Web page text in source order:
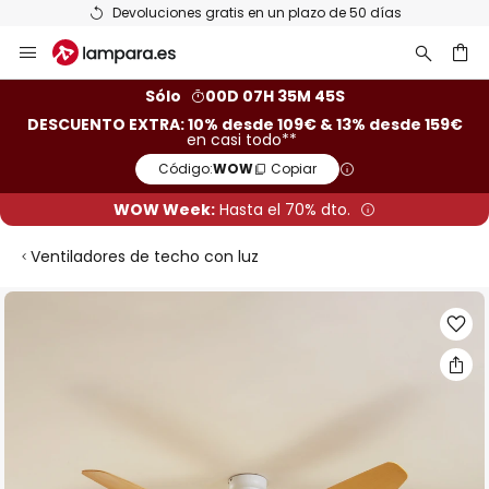
Devoluciones gratis en un plazo de 50 días
al
Sólo
00D 07H 35M 45S
DESCUENTO EXTRA: 10% desde 109€ & 13% desde 159€
en casi todo**
Código:WOW Copiar
WOW Week: Hasta el 70% dto.
Ventiladores de techo con luz
Saltar